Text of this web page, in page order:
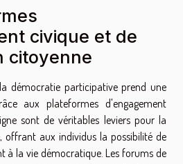
civique et de
citoyenne
démocratie participative prend une
aux plateformes d'engagement
sont de véritables leviers pour la
offrant aux individus la possibilité de
à la vie démocratique. Les forums de